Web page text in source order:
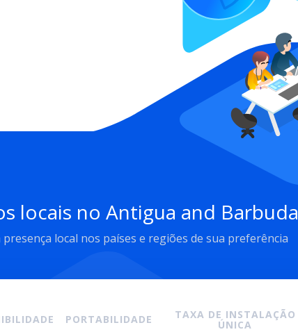
locais no Antigua and Barbuda
local nos países e regiões de sua preferência
PORTABILIDADE TAXA DE INSTALAÇÃO
ÚNICA